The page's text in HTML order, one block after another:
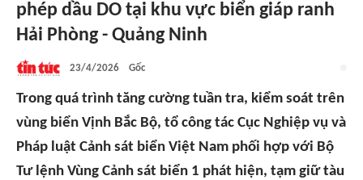
phép dầu DO tại khu vực biển giáp ranh
Hải Phòng - Quảng Ninh
23/4/2026 Gốc
Trong quá trình tăng cường tuần tra, kiểm soát trên
vùng biển Vịnh Bắc Bộ, tổ công tác Cục Nghiệp vụ và
Pháp luật Cảnh sát biển Việt Nam phối hợp với Bộ
Tư lệnh Vùng Cảnh sát biển 1 phát hiện, tạm giữ tàu